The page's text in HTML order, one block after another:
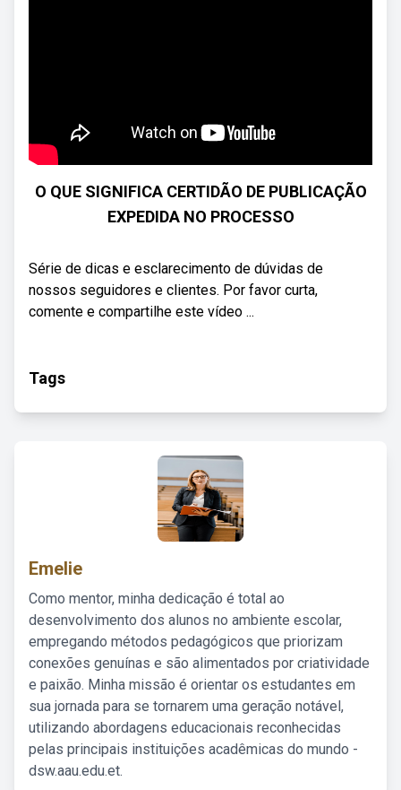
O QUE SIGNIFICA CERTIDÃO DE PUBLICAÇÃO
EXPEDIDA NO PROCESSO
Série de dicas e esclarecimento de dúvidas de
nossos seguidores e clientes. Por favor curta,
comente e compartilhe este vídeo ...
Tags
Emelie
Como mentor, minha dedicação é total ao
desenvolvimento dos alunos no ambiente escolar,
empregando métodos pedagógicos que priorizam
conexões genuínas e são alimentados por criatividade
e paixão. Minha missão é orientar os estudantes em
sua jornada para se tornarem uma geração notável,
utilizando abordagens educacionais reconhecidas
pelas principais instituições acadêmicas do mundo -
dsw.aau.edu.et.